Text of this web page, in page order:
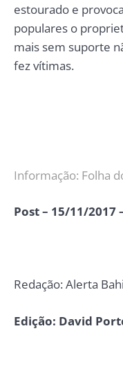
estourado e
populares o
mais sem suporte
fez vítimas.
Informação: Folha
Post – 15/11/2017
Redação: Alerta
Edição: David